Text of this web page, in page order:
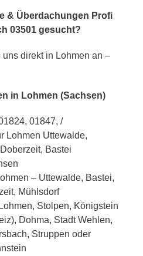
& Überdachungen Profi
03501 gesucht?
direkt in Lohmen an –
in Lohmen (Sachsen)
01847, /
Lohmen Uttewalde,
Bastei
– Uttewalde, Bastei,
Mühlsdorf
Stolpen, Königstein
Dohma, Stadt Wehlen,
Struppen oder